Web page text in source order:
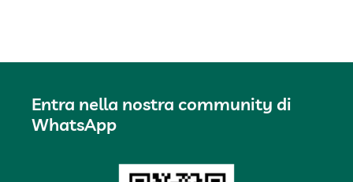
Entra nella nostra community di
WhatsApp